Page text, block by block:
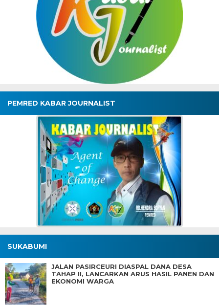
PEMRED KABAR JOURNALIST
SUKABUMI
JALAN PASIRCEURI DIASPAL DANA DESA
TAHAP II, LANCARKAN ARUS HASIL PANEN DAN
EKONOMI WARGA